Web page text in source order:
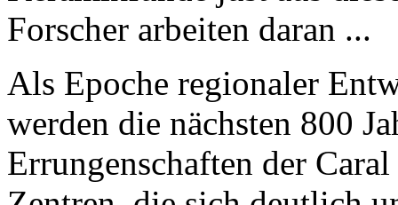
werden die nächsten 800
Errungenschaften derCaral
Zentren, die sich deutlich